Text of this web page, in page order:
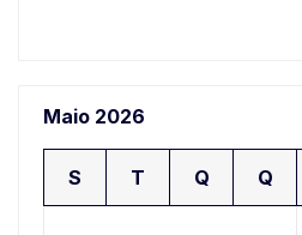
Maio 2026
S T Q Q